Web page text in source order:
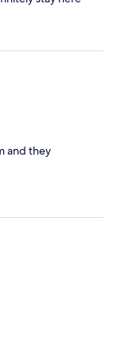
and they